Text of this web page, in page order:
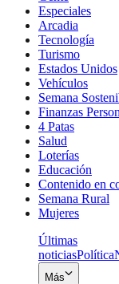
Especiales
Arcadia
Tecnología
Turismo
Estados Unidos
Vehículos
Semana
Finanzas
4 Patas
Salud
Loterías
Educación
Contenido en
Semana Rural
Mujeres
Últimas
noticiasPolítica
Más